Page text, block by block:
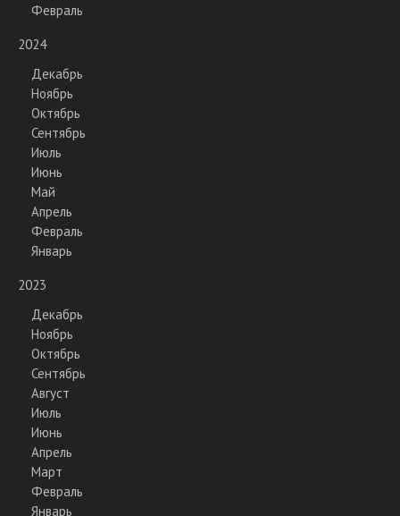
Февраль
2024
Декабрь
Ноябрь
Октябрь
Сентябрь
Июль
Июнь
Май
Апрель
Февраль
Январь
2023
Декабрь
Ноябрь
Октябрь
Сентябрь
Август
Июль
Июнь
Апрель
Март
Февраль
Январь